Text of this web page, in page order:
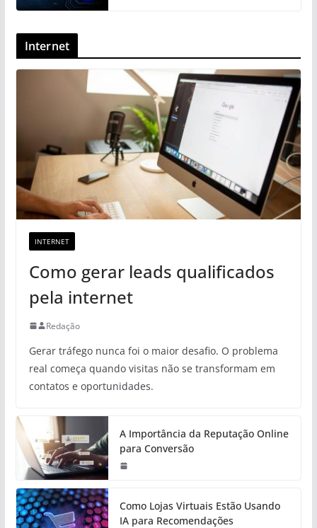
Internet
INTERNET
Como gerar leads qualificados
pela internet
Redação
Gerar tráfego nunca foi o maior desafio. O problema
real começa quando visitas não se transformam em
contatos e oportunidades.
A Importância da Reputação Online
para Conversão
Como Lojas Virtuais Estão Usando
IA para Recomendações